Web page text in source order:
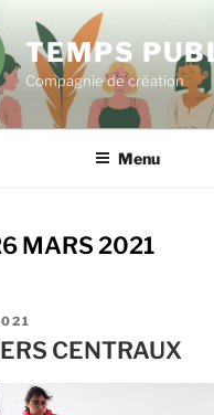
TEMPS
Compagnie de création
Menu
MARS 2021
CENTRAUX